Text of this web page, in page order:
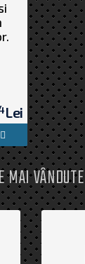
Lei
MAI VÂNDUTE